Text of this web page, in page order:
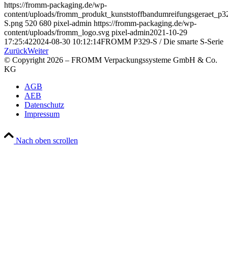
https://fromm-packaging.de/wp-
content/uploads/
S.png 520 680 pixel-admin https://fromm-packaging.de/wp-
content/uploads/fromm_logo.svg pixel-admin2021-10-29
17:25:422024-08-30 10:12:14FROMM P329-S / Die smarte S-Serie
ZurückWeiter
© Copyright 2026 – FROMM Verpackungssysteme GmbH & Co.
KG
AGB
AEB
Datenschutz
Impressum
Nach oben scrollen